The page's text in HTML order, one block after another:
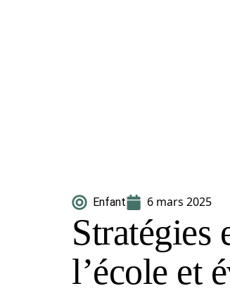
Enfant 6 mars 2025
Stratégies
l’école et